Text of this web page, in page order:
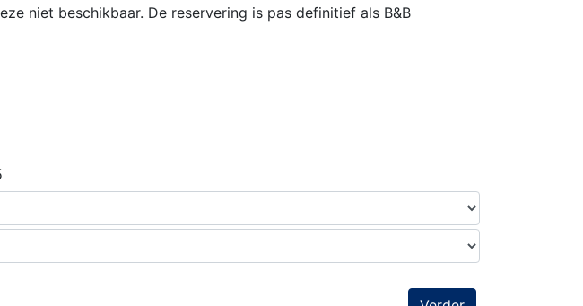
niet beschikbaar. De reservering is pas definitief als B&B